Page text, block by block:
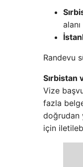
alanı
Randevu
Sırbistan
Vize
fazla
doğrudan
için